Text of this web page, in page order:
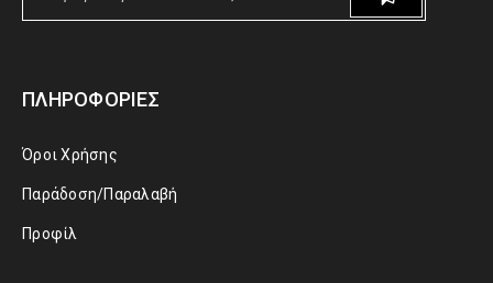
ΠΛΗΡΟΦΟΡΊΕΣ
Όροι Χρήσης
Παράδοση/Παραλαβή
Προφίλ